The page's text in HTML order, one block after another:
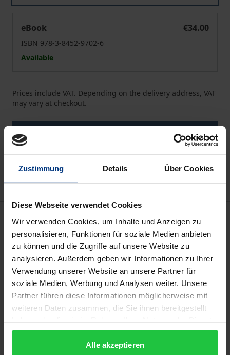
Zustimmung Details Über Cookies
Diese Webseite verwendet Cookies
Wir verwenden Cookies, um Inhalte und Anzeigen zu
personalisieren, Funktionen für soziale Medien anbieten
zu können und die Zugriffe auf unsere Website zu
analysieren. Außerdem geben wir Informationen zu Ihrer
Verwendung unserer Website an unsere Partner für
soziale Medien, Werbung und Analysen weiter. Unsere
Partner führen diese Informationen möglicherweise mit
weiteren Daten zusammen, die Sie ihnen bereitgestellt
gesammelt haben.
Alle akzeptieren
eBook
€34.00
ISBN 978-3-8452-9702-6
Available
Prices include VAT. Depending on the delivery address, VAT
may vary at checkout.
In his elegantly written monographStaat ohne Gott.
Religion in der säkularen Moderne, the renowned
constitutional legal expert Horst Dreier promotes
the achievements of the secular constitutional state
without one-sidedly advocating a secular
founded in legal history and decisive in socio-
political terms, Dreier describes the secularisation of